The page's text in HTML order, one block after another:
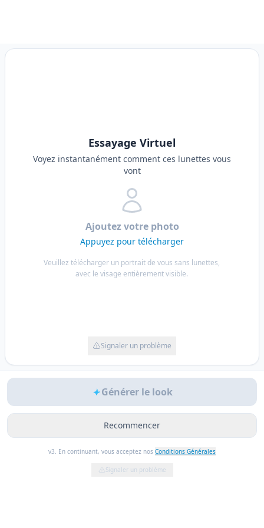
Essayage Virtuel
Voyez instantanément comment ces lunettes vous
vont
Ajoutez votre photo
Appuyez pour télécharger
Veuillez télécharger un portrait de vous sans lunettes,
avec le visage entièrement visible.
Signaler un problème
Générer le look
Recommencer
v3. En continuant, vous acceptez nos Conditions Générales
Signaler un problème